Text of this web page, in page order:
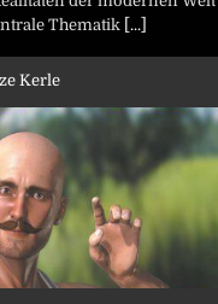
Thematik [...]
Kerle